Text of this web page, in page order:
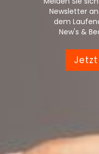
Newsletter
dem
New's &